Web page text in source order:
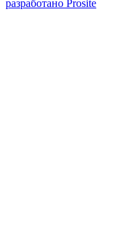
разработано Prosite